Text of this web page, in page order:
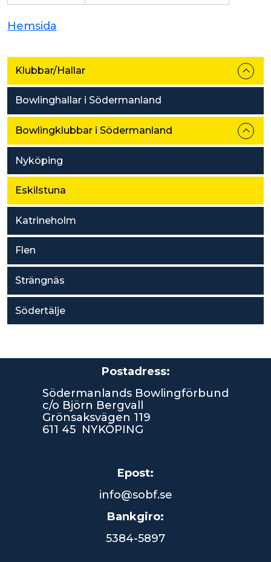
Klubbar/Hallar
Bowlinghallar i Södermanland
Bowlingklubbar i Södermanland
Nyköping
Eskilstuna
Katrineholm
Flen
Strängnäs
Södertälje
Hemsida
Postadress:
Södermanlands Bowlingförbund
c/o Björn Bergvall
Grönsaksvägen 119
611 45 NYKÖPING
Epost:
info@sobf.se
Bankgiro:
5384-5897